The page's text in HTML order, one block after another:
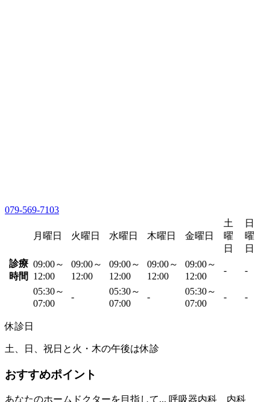
079-569-7103
月曜日 火曜日 水曜日 木曜日 金曜日
土
曜
日
日
曜
日
診療
時間
09:00～
12:00
09:00～
12:00
09:00～
12:00
09:00～
12:00
09:00～
12:00
- -
05:30～
07:00
-
05:30～
07:00
-
05:30～
07:00
- -
休診日
土、日、祝日と火・木の午後は休診
おすすめポイント
あなたのホームドクターを目指して... 呼吸器内科 内科